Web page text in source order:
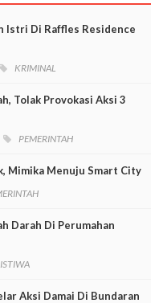
Istri Di Raffles Residence
KRIMINAL
Tolak Provokasi Aksi 3
PEMERINTAH
Mimika Menuju Smart City
Darah Di Perumahan
Aksi Damai Di Bundaran